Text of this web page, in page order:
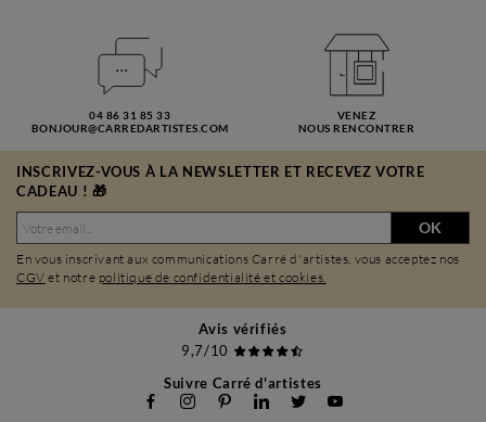
04 86 31 85 33
BONJOUR@CARREDARTISTES.COM
VENEZ
NOUS RENCONTRER
INSCRIVEZ-VOUS À LA NEWSLETTER ET RECEVEZ VOTRE
CADEAU ! 🎁
OK
En vous inscrivant aux communications Carré d'artistes, vous acceptez nos
CGV et notre politique de confidentialité et cookies.
Avis vérifiés
9,7/10
Suivre Carré d'artistes